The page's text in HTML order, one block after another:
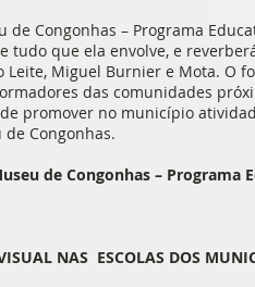
de Congonhas – Programa
tudo que ela envolve, e
Leite, Miguel Burnier e Mota. O
das comunidades
promover no município
Congonhas.
de Congonhas – Programa
NAS ESCOLAS DOS